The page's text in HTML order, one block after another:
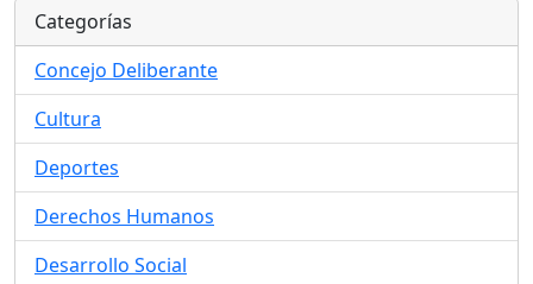
Categorías
Concejo Deliberante
Cultura
Deportes
Derechos Humanos
Desarrollo Social